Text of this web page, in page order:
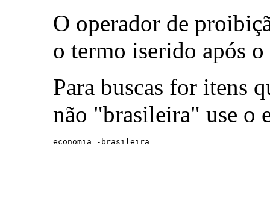
O operador de
o termo iserido após o
Para buscas for itens
não "brasileira" use o
economia -brasileira